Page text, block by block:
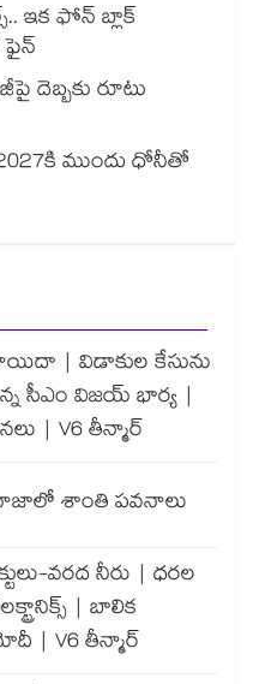
ఇక ఫోన్ బ్లాక్
ఫైన్
దెబ్బకు రూటు
2027కి ముందు ధోనీతో
| విడాకుల కేసును
సీఎం విజయ్ భార్య |
| V6 తీన్మార్
గాజాలో శాంతి పవనాలు
వరద నీరు | ధరల
| బాలిక
| V6 తీన్మార్